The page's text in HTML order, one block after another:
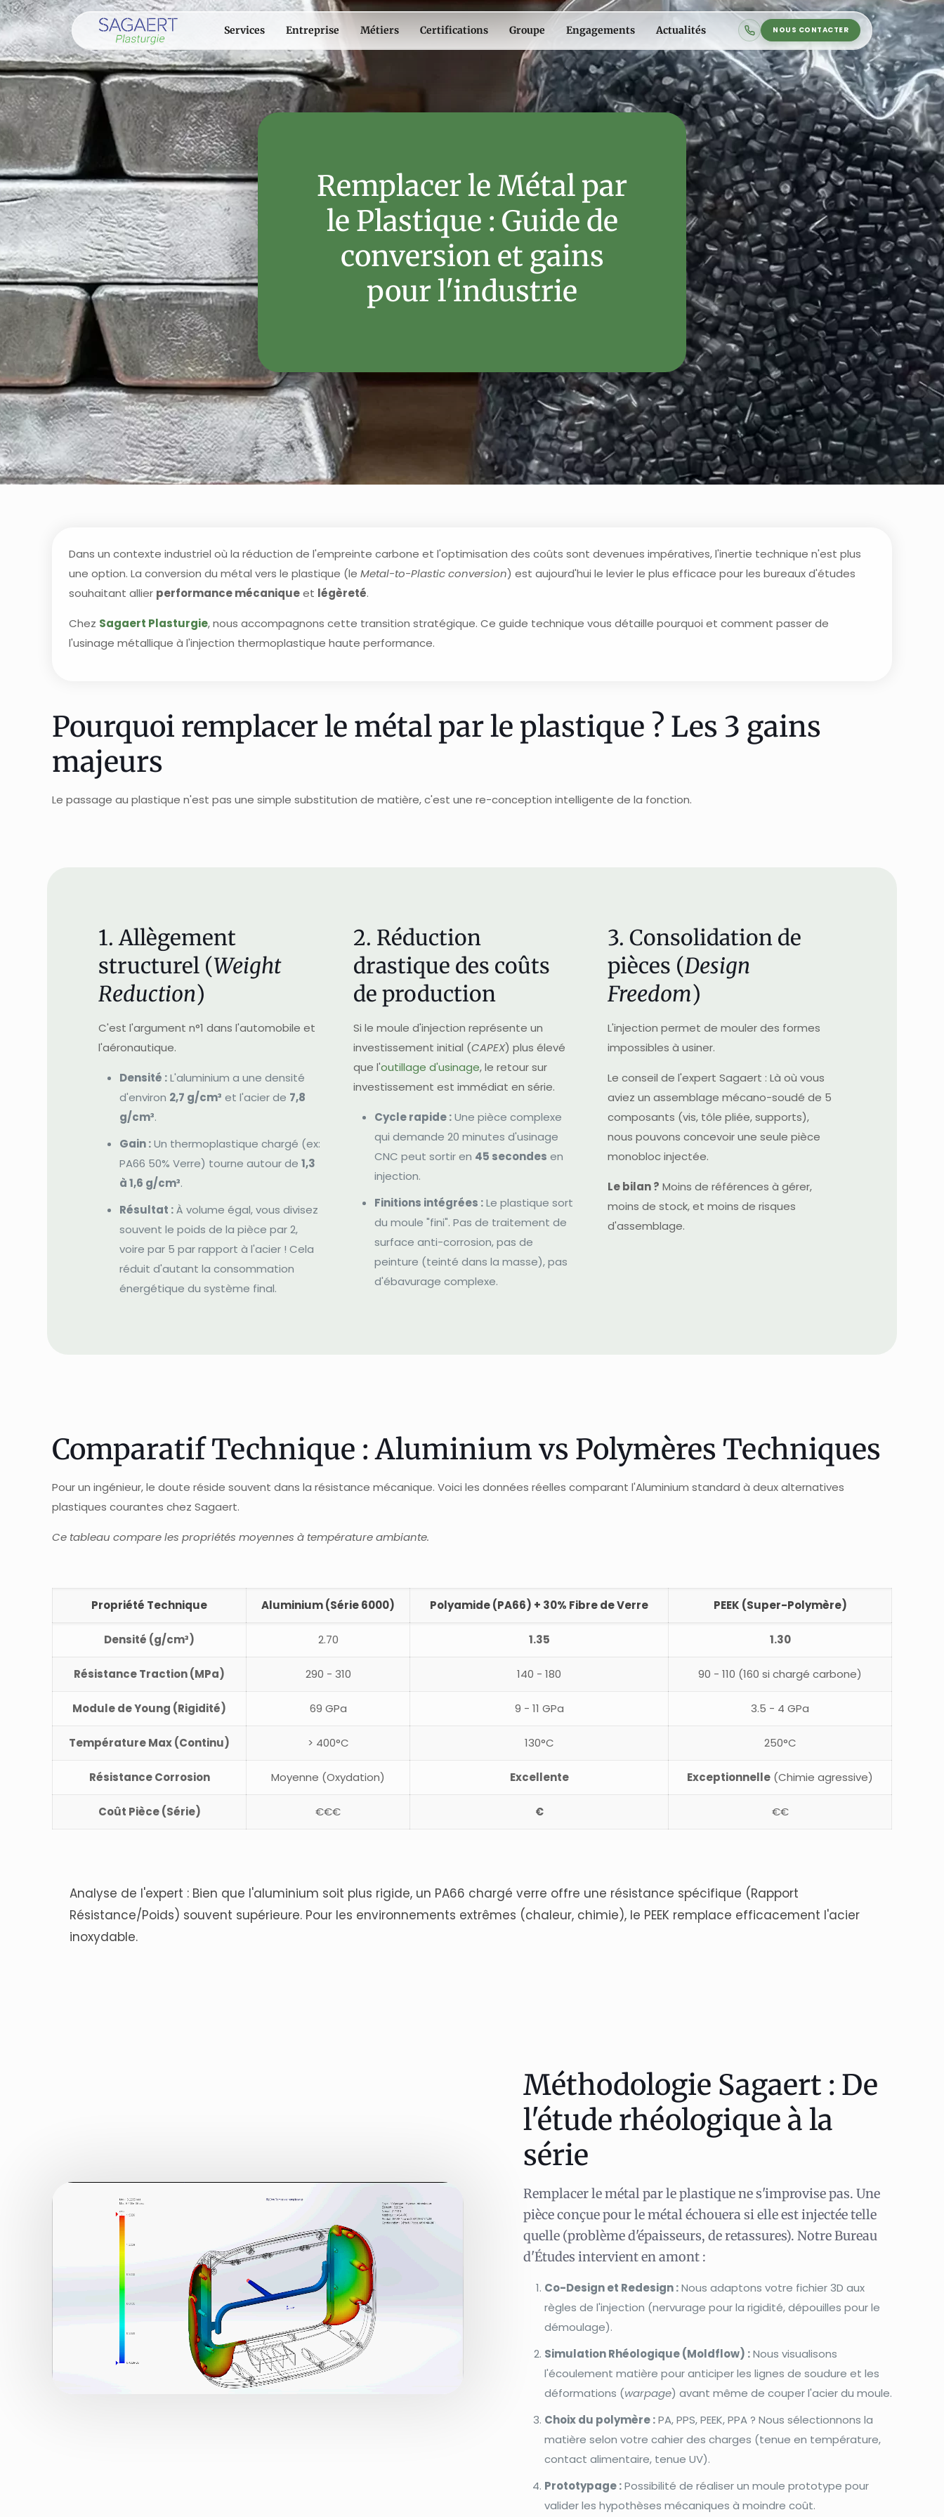
Services Entreprise Métiers Certifications Groupe Engagements Actualités NOUS CONTACTER
Remplacer le Métal par
le Plastique : Guide de
conversion et gains
pour l'industrie
Dans un contexte industriel où la réduction de l'empreinte carbone et l'optimisation des coûts sont devenues impératives, l'inertie technique n'est plus
une option. La conversion du métal vers le plastique (leMetal-to-Plastic conversion) est aujourd'hui le levier le plus efficace pour les bureaux d'études
souhaitant allier performance mécaniqueet légèreté.
Chez Sagaert Plasturgie, nous accompagnons cette transition stratégique. Ce guide technique vous détaille pourquoi et comment passer de
l'usinage métallique à l'injection thermoplastique haute performance.
Pourquoi remplacer le métal par le plastique ? Les 3 gains
majeurs
Le passage au plastique n'est pas une simple substitution de matière, c'est une re-conception intelligente de la fonction.
1. Allègement
structurel (Weight
Reduction)
C'est l'argument n°1 dans l'automobile et
l'aéronautique.
Densité :L'aluminium a une densité
d'environ 2,7 g/cm³ et l'acier de 7,8
g/cm³.
Gain :Un thermoplastique chargé (ex:
PA66 50% Verre) tourne autour de 1,3
à 1,6 g/cm³.
Résultat :À volume égal, vous divisez
souvent le poids de la pièce par 2,
voire par 5 par rapport à l'acier ! Cela
réduit d'autant la consommation
énergétique du système final.
2. Réduction
drastique des coûts
de production
Si le moule d'injection représente un
investissement initial (CAPEX) plus élevé
que l'outillage d'usinage, le retour sur
investissement est immédiat en série.
Cycle rapide :Une pièce complexe
qui demande 20 minutes d'usinage
CNC peut sortir en 45 secondes en
injection.
Finitions intégrées :Le plastique sort
du moule "fini". Pas de traitement de
surface anti-corrosion, pas de
peinture (teinté dans la masse), pas
d'ébavurage complexe.
3. Consolidation de
pièces (Design
Freedom)
L'injection permet de mouler des formes
impossibles à usiner.
Le conseil de l'expert Sagaert : Là où vous
aviez un assemblage mécano-soudé de 5
composants (vis, tôle pliée, supports),
nous pouvons concevoir une seule pièce
monobloc injectée.
Le bilan ? Moins de références à gérer,
moins de stock, et moins de risques
d'assemblage.
Comparatif Technique : Aluminium vs Polymères Techniques
Pour un ingénieur, le doute réside souvent dans la résistance mécanique. Voici les données réelles comparant l'Aluminium standard à deux alternatives
plastiques courantes chez Sagaert.
Ce tableau compare les propriétés moyennes à température ambiante.
Propriété Technique Aluminium (Série 6000) Polyamide (PA66) + 30% Fibre de Verre PEEK (Super-Polymère)
Densité (g/cm³) 2.70 1.35 1.30
Résistance Traction (MPa) 290 - 310 140 - 180 90 - 110 (160 si chargé carbone)
Module de Young (Rigidité) 69 GPa 9 - 11 GPa 3.5 - 4 GPa
Température Max (Continu) > 400°C 130°C 250°C
Résistance Corrosion Moyenne (Oxydation) Excellente Exceptionnelle (Chimie agressive)
Coût Pièce (Série) €€€ € €€
Analyse de l'expert : Bien que l'aluminium soit plus rigide, un PA66 chargé verre offre une résistance spécifique (Rapport
Résistance/Poids) souvent supérieure. Pour les environnements extrêmes (chaleur, chimie), le PEEK remplace efficacement l'acier
inoxydable.
Méthodologie Sagaert : De
l'étude rhéologique à la
série
Remplacer le métal par le plastique ne s'improvise pas. Une
pièce conçue pour le métal échouera si elle est injectée telle
quelle (problème d'épaisseurs, de retassures). Notre Bureau
d'Études intervient en amont :
Co-Design et Redesign :Nous adaptons votre fichier 3D aux
règles de l'injection (nervurage pour la rigidité, dépouilles pour le
démoulage).
Simulation Rhéologique (Moldflow) :Nous visualisons
l'écoulement matière pour anticiper les lignes de soudure et les
déformations (warpage) avant même de couper l'acier du moule.
Choix du polymère :PA, PPS, PEEK, PPA ? Nous sélectionnons la
matière selon votre cahier des charges (tenue en température,
contact alimentaire, tenue UV).
Prototypage :Possibilité de réaliser un moule prototype pour
valider les hypothèses mécaniques à moindre coût.